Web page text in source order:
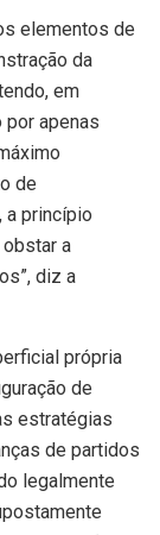
elementos de
da
em
por apenas
de
a princípio
a
diz a
própria
de
estratégias
de partidos
legalmente